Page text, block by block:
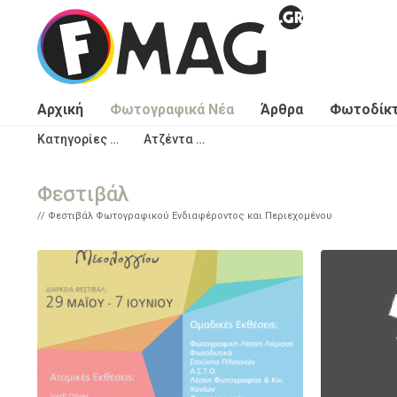
Παράκαμψη προς το κυρίως περιεχόμενο
Αρχική Φωτογραφικά Νέα Άρθρα
Κατηγορίες … Ατζέντα …
Φεστιβάλ
Φεστιβάλ Φωτογραφικού Ενδιαφέροντος και Περιεχομένου
Σελίδες